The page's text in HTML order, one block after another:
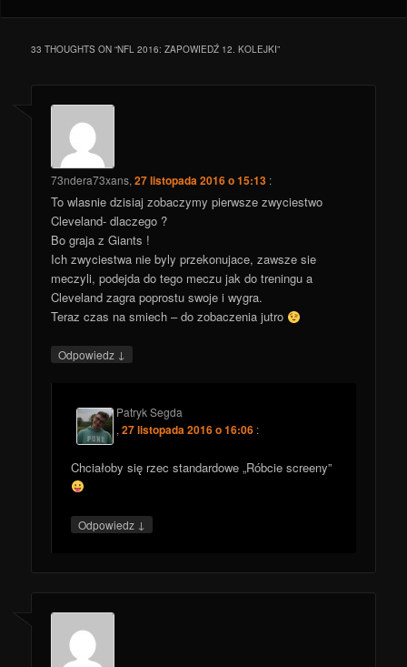
33 THOUGHTS ON “NFL 2016: ZAPOWIEDŹ 12. KOLEJKI”
73ndera73xans,27 listopada 2016 o 15:13 :
To wlasnie dzisiaj zobaczymy pierwsze zwyciestwo
Cleveland- dlaczego ?
Bo graja z Giants !
Ich zwyciestwa nie byly przekonujace, zawsze sie
meczyli, podejda do tego meczu jak do treningu a
Cleveland zagra poprostu swoje i wygra.
Teraz czas na smiech – do zobaczenia jutro
Odpowiedz ↓
Patryk Segda
,27 listopada 2016 o 16:06 :
Chciałoby się rzec standardowe „Róbcie screeny”
Odpowiedz ↓